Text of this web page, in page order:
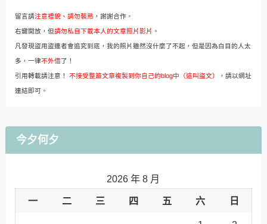
留言請注意禮貌、請勿裝熟，謝謝合作。
右鍵開放，但請勿私自下載本人的文章照片影片 。
凡發現盜用盜連者會追究到底，我的照片雖然沒什麼了不起，但是因為白目的人太
多，一律不外借了！
引用轉載請注意！ 不接受整篇文章複製到你自己的blog中（這叫盜文） ，請以網址
連結即可。
今夕何夕
2026 年 8 月
一 二 三 四 五 六 日